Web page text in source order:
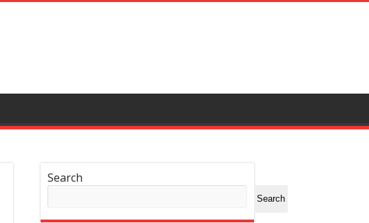
Search
Search